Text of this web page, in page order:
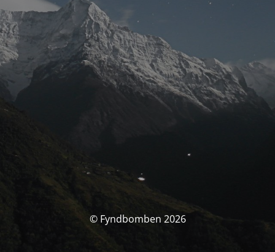
© Fyndbomben 2026